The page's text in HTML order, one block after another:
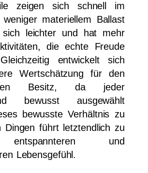
zeigen sich schnell im
materiellem Ballast
leichter und hat mehr
die echte Freude
entwickelt sich
Wertschätzung für den
Besitz, da jeder
bewusst ausgewählt
bewusste Verhältnis zu
Dingen führt letztendlich zu
und
Lebensgefühl.